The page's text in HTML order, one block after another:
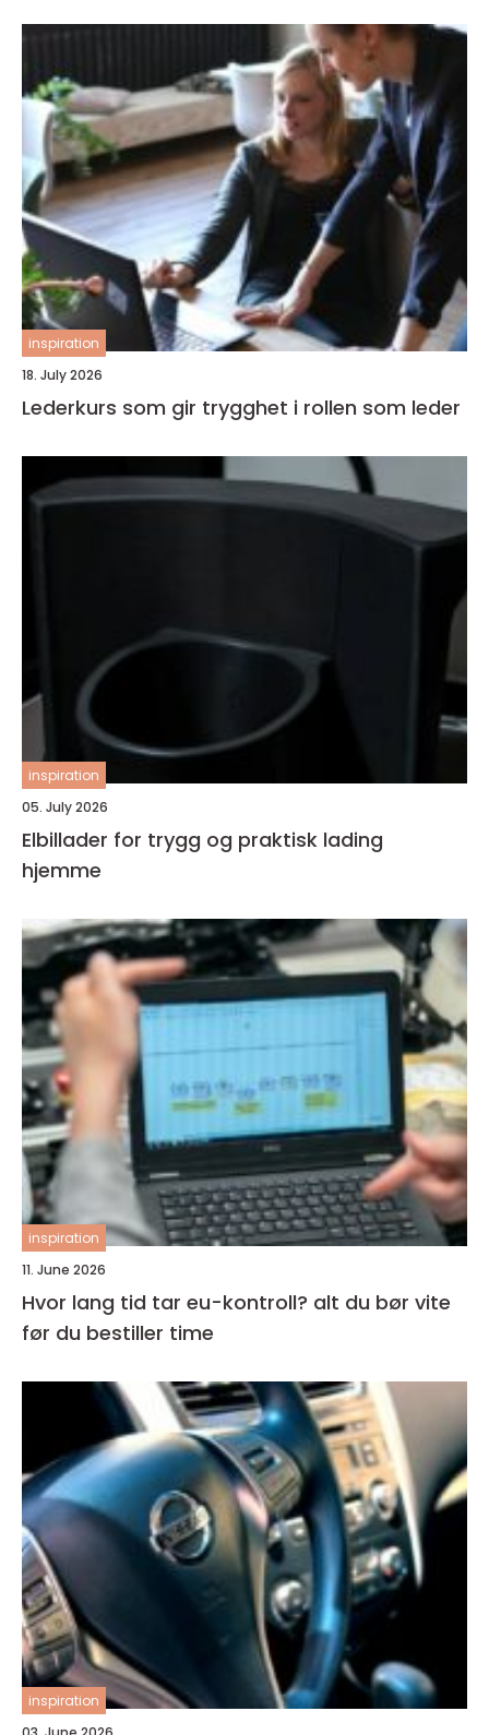
inspiration
18. July 2026
Lederkurs som gir trygghet i rollen som leder
inspiration
05. July 2026
Elbillader for trygg og praktisk lading
hjemme
inspiration
11. June 2026
Hvor lang tid tar eu-kontroll? alt du bør vite
før du bestiller time
inspiration